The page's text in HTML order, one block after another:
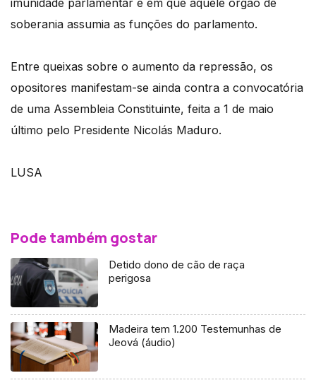
imunidade parlamentar e em que aquele órgão de
soberania assumia as funções do parlamento.
Entre queixas sobre o aumento da repressão, os
opositores manifestam-se ainda contra a convocatória
de uma Assembleia Constituinte, feita a 1 de maio
último pelo Presidente Nicolás Maduro.
LUSA
Pode também gostar
Detido dono de cão de raça
perigosa
Madeira tem 1.200 Testemunhas de
Jeová (áudio)